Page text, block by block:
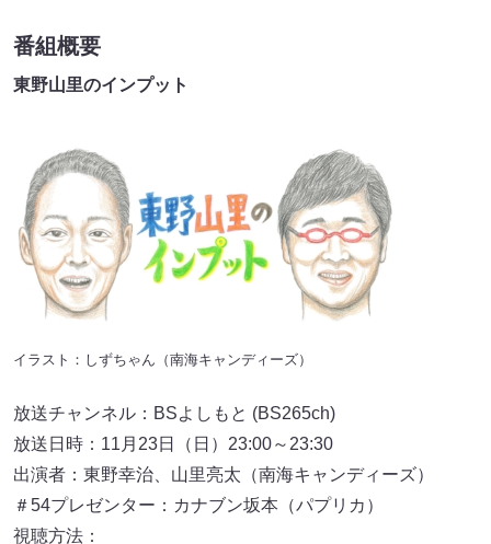
番組概要
東野山里のインプット
イラスト：しずちゃん（南海キャンディーズ）
放送チャンネル：BSよしもと (BS265ch)
放送日時：11月23日（日）23:00～23:30
出演者：東野幸治、山里亮太（南海キャンディーズ）
＃54プレゼンター：カナブン坂本（パプリカ）
視聴方法：